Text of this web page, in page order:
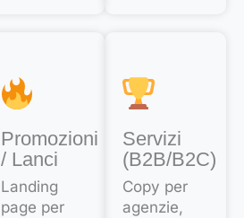
Promozioni
/ Lanci
Landing
page per
Servizi
(B2B/B2C)
Copy per
agenzie,